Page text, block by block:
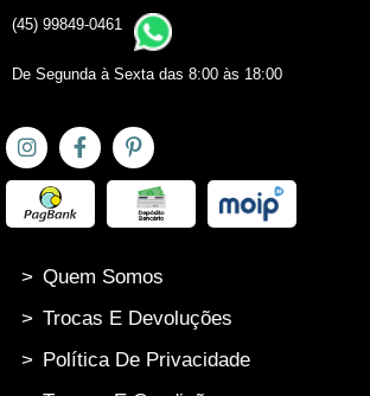
(45) 99849-0461
De Segunda à Sexta das 8:00 às 18:00
> Quem Somos
> Trocas E Devoluções
> Política De Privacidade